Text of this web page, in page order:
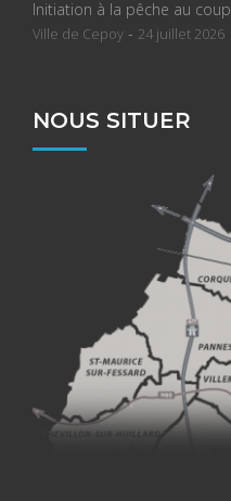
Initiation à la pêche au coup
Ville de Cepoy - 24 juillet 2026
NOUS SITUER